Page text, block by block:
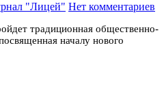
"Лицей" Нет комментариев
традиционная общественно-
началу нового